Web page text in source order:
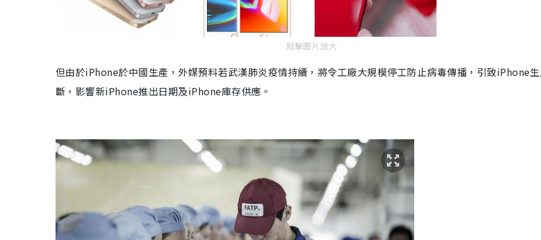
點擊圖片放大
但由於iPhone於中國生產，外媒預料若武漢肺炎疫情持續，將令工廠大規模停工防止病毒傳播，引致iPhone
斷，影響新iPhone推出日期及iPhone庫存供應。